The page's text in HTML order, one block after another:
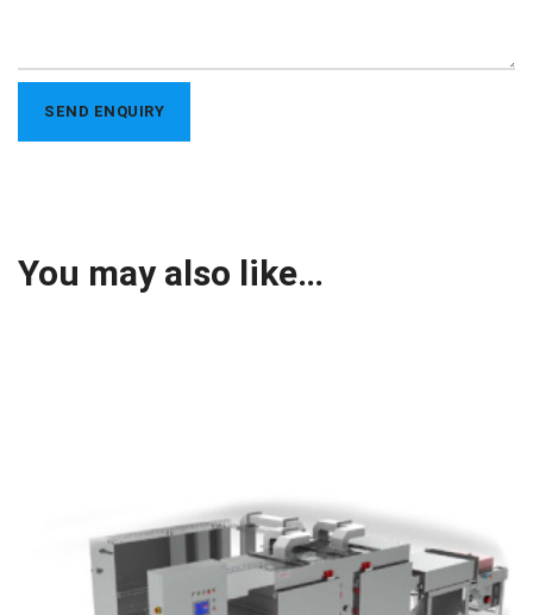
You may also like…